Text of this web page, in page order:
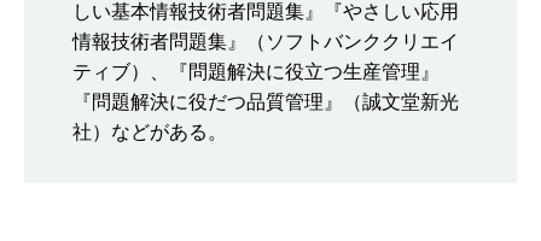
しい基本情報技術者問題集』『やさしい応用
情報技術者問題集』（ソフトバンククリエイ
ティブ）、『問題解決に役立つ生産管理』
『問題解決に役だつ品質管理』（誠文堂新光
社）などがある。